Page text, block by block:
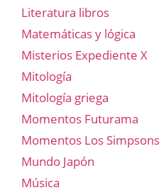
Literatura libros
Matemáticas y lógica
Misterios Expediente X
Mitología
Mitología griega
Momentos Futurama
Momentos Los Simpsons
Mundo Japón
Música